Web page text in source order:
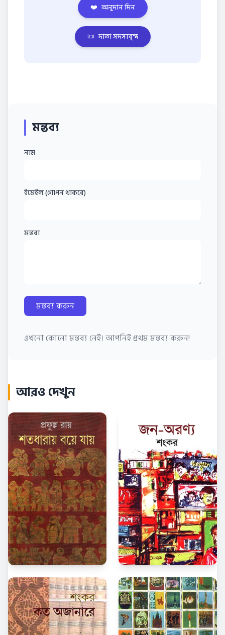
❤️ অনুদান দিন
📜 দাতা সদস্যবৃন্দ
মন্তব্য
নাম
ইমেইল (গোপন থাকবে)
মন্তব্য
মন্তব্য করুন
এখনো কোনো মন্তব্য নেই। আপনিই প্রথম মন্তব্য করুন!
আরও দেখুন